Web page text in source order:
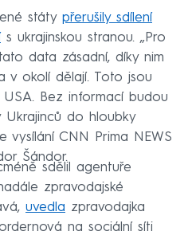
státy přerušily sdílení
s ukrajinskou stranou. „Pro
data zásadní, díky nim
v okolí dělají. Toto jsou
Bez informací budou
Ukrajinců do hloubky
vysílání CNN Prima NEWS
Šándor.
sdělil agentuře
zpravodajské
uvedla zpravodajka
na sociální síti